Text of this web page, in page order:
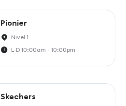
Pionier
Nivel 1
L-D 10:00am - 10:00pm
Skechers